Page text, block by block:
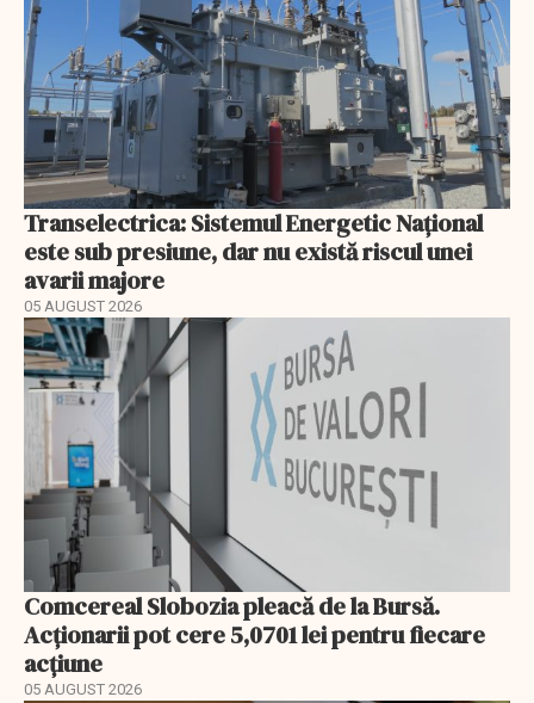
Transelectrica: Sistemul Energetic Național
este sub presiune, dar nu există riscul unei
avarii majore
05 AUGUST 2026
Comcereal Slobozia pleacă de la Bursă.
Acționarii pot cere 5,0701 lei pentru fiecare
acțiune
05 AUGUST 2026